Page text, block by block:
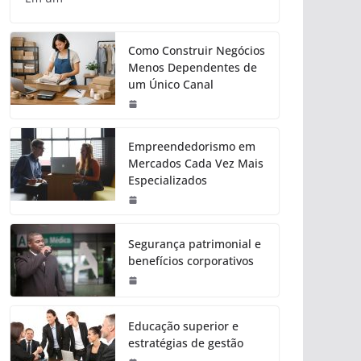
Como Construir Negócios
Menos Dependentes de
um Único Canal
Empreendedorismo em
Mercados Cada Vez Mais
Especializados
Segurança patrimonial e
benefícios corporativos
Educação superior e
estratégias de gestão